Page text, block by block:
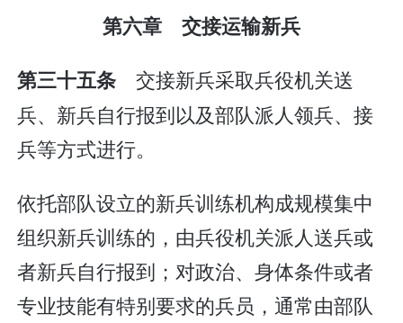
第六章 交接运输新兵
第三十五条 交接新兵采取兵役机关送
兵、新兵自行报到以及部队派人领兵、接
兵等方式进行。
依托部队设立的新兵训练机构成规模集中
组织新兵训练的，由兵役机关派人送兵或
者新兵自行报到；对政治、身体条件或者
专业技能有特别要求的兵员，通常由部队